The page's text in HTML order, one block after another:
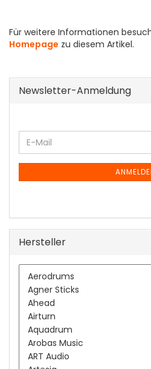
Für weitere Informationen
Homepage zu diesem Artikel.
Newsletter-Anmeldung
WEITER
ZUR
NEWSLETTER-
E-
Mail
Hersteller